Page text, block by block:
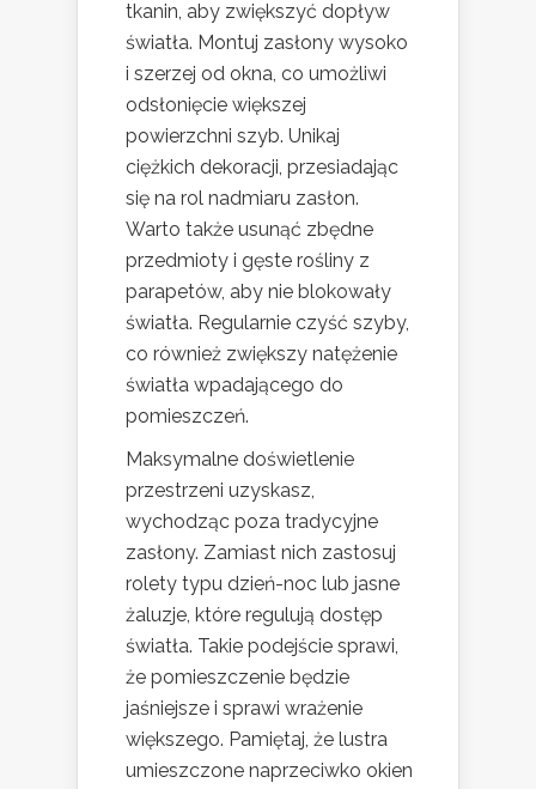
tkanin, aby zwiększyć dopływ
światła. Montuj zasłony wysoko
i szerzej od okna, co umożliwi
odsłonięcie większej
powierzchni szyb. Unikaj
ciężkich dekoracji, przesiadając
się na rol nadmiaru zasłon.
Warto także usunąć zbędne
przedmioty i gęste rośliny z
parapetów, aby nie blokowały
światła. Regularnie czyść szyby,
co również zwiększy natężenie
światła wpadającego do
pomieszczeń.
Maksymalne doświetlenie
przestrzeni uzyskasz,
wychodząc poza tradycyjne
zasłony. Zamiast nich zastosuj
rolety typu dzień-noc lub jasne
żaluzje, które regulują dostęp
światła. Takie podejście sprawi,
że pomieszczenie będzie
jaśniejsze i sprawi wrażenie
większego. Pamiętaj, że lustra
umieszczone naprzeciwko okien